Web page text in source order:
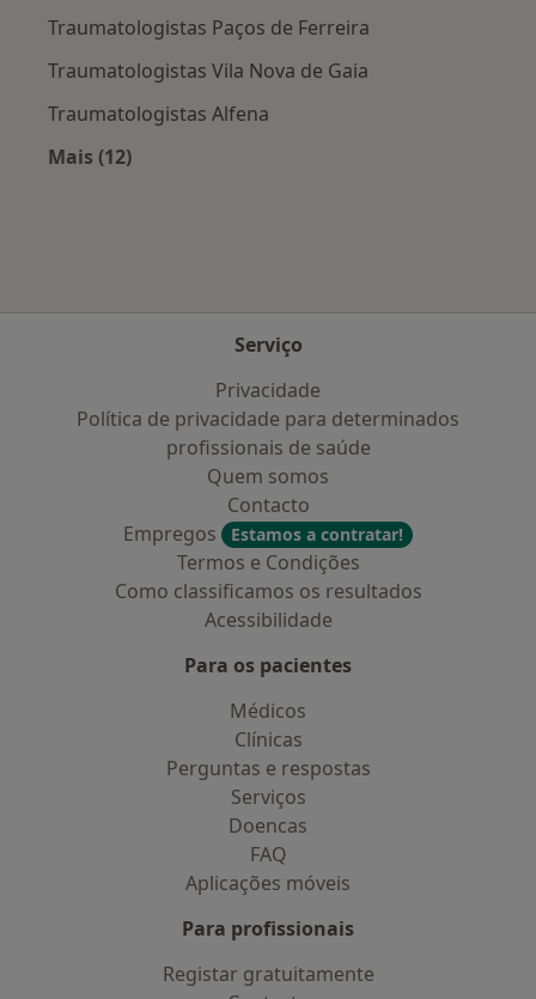
Traumatologistas Paços de Ferreira
Traumatologistas Vila Nova de Gaia
Traumatologistas Alfena
Mais (12)
Serviço
Privacidade
Política de privacidade para determinados
profissionais de saúde
Quem somos
Contacto
Empregos
Estamos a contratar!
Termos e Condições
Como classificamos os resultados
Acessibilidade
Para os pacientes
Médicos
Clínicas
Perguntas e respostas
Serviços
Doencas
FAQ
Aplicações móveis
Para profissionais
Registar gratuitamente